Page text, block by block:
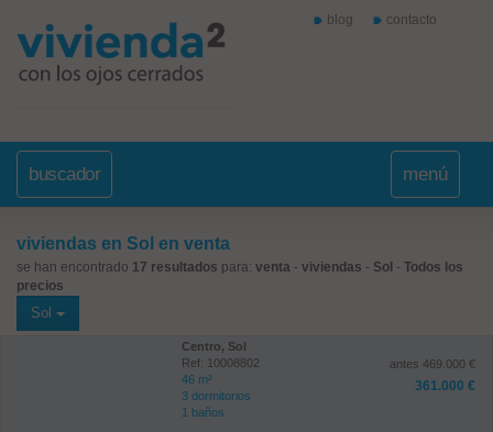
blog contacto
buscador menú
viviendas en Sol en venta
se han encontrado 17 resultados para: venta - viviendas - Sol - Todos los
precios
Sol
Centro, Sol
Ref: 10008802
46 m²
3 dormitorios
1 baños
antes 469.000 €
361.000 €